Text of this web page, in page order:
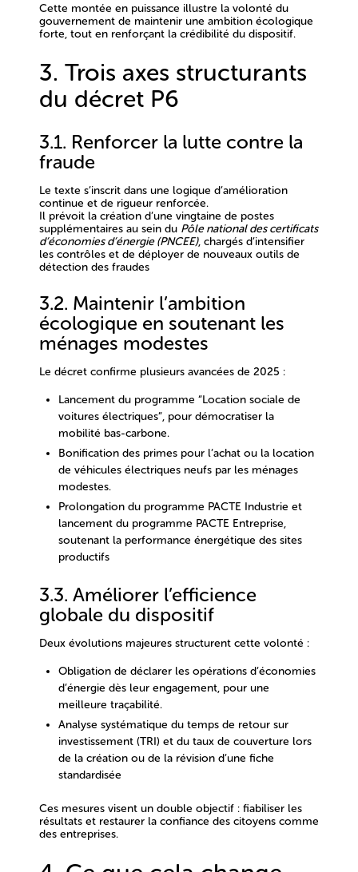
Cette montée en puissance illustre la volonté du
gouvernement de maintenir une ambition écologique
forte, tout en renforçant la crédibilité du dispositif.
3. Trois axes structurants
du décret P6
3.1. Renforcer la lutte contre la
fraude
Le texte s’inscrit dans une logique d’amélioration
continue et de rigueur renforcée.
Il prévoit la création d’une vingtaine de postes
supplémentaires au sein du Pôle national des certificats
d’économies d’énergie (PNCEE), chargés d’intensifier
les contrôles et de déployer de nouveaux outils de
détection des fraudes
3.2. Maintenir l’ambition
écologique en soutenant les
ménages modestes
Le décret confirme plusieurs avancées de 2025 :
Lancement du programme “Location sociale de
voitures électriques”, pour démocratiser la
mobilité bas-carbone.
Bonification des primes pour l’achat ou la location
de véhicules électriques neufs par les ménages
modestes.
Prolongation du programme PACTE Industrie et
lancement du programme PACTE Entreprise,
soutenant la performance énergétique des sites
productifs
3.3. Améliorer l’efficience
globale du dispositif
Deux évolutions majeures structurent cette volonté :
Obligation de déclarer les opérations d’économies
d’énergie dès leur engagement, pour une
meilleure traçabilité.
Analyse systématique du temps de retour sur
investissement (TRI) et du taux de couverture lors
de la création ou de la révision d’une fiche
standardisée
Ces mesures visent un double objectif : fiabiliser les
résultats et restaurer la confiance des citoyens comme
des entreprises.